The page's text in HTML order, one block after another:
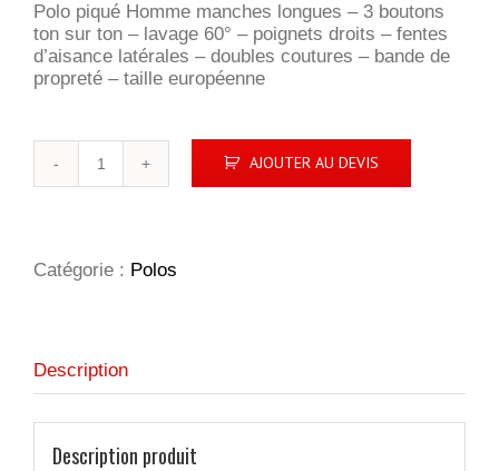
Polo piqué Homme manches longues – 3 boutons
ton sur ton – lavage 60° – poignets droits – fentes
d’aisance latérales – doubles coutures – bande de
propreté – taille européenne
AJOUTER AU DEVIS
Catégorie : Polos
Description
Description produit